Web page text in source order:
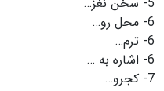
6- محل رو…
6- ترم…
6- اشاره به …
7- کجرو…